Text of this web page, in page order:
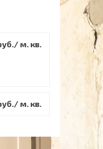
м. кв.
м. кв.